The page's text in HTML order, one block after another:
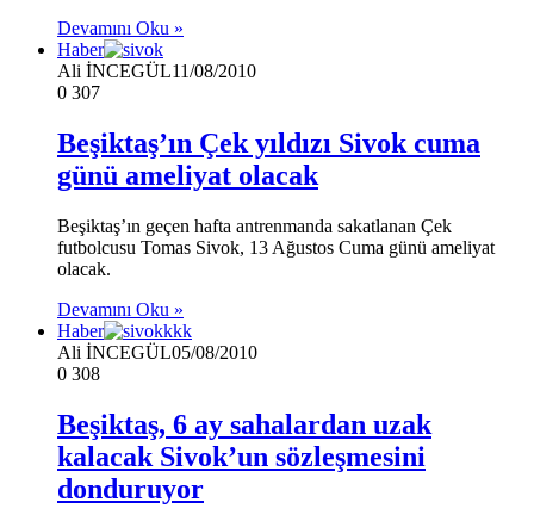
Devamını Oku »
Haber
Ali İNCEGÜL11/08/2010
0 307
Beşiktaş’ın Çek yıldızı Sivok cuma
günü ameliyat olacak
Beşiktaş’ın geçen hafta antrenmanda sakatlanan Çek
futbolcusu Tomas Sivok, 13 Ağustos Cuma günü ameliyat
olacak.
Devamını Oku »
Haber
Ali İNCEGÜL05/08/2010
0 308
Beşiktaş, 6 ay sahalardan uzak
kalacak Sivok’un sözleşmesini
donduruyor